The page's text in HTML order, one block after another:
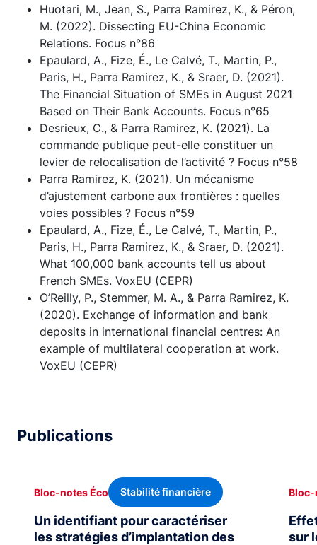
Huotari, M., Jean, S., Parra Ramirez, K., & Péron,
M. (2022). Dissecting EU-China Economic
Relations. Focus n°86
Epaulard, A., Fize, É., Le Calvé, T., Martin, P.,
Paris, H., Parra Ramirez, K., & Sraer, D. (2021).
The Financial Situation of SMEs in August 2021
Based on Their Bank Accounts. Focus n°65
Desrieux, C., & Parra Ramirez, K. (2021). La
commande publique peut-elle constituer un
levier de relocalisation de l’activité ? Focus n°58
Parra Ramirez, K. (2021). Un mécanisme
d’ajustement carbone aux frontières : quelles
voies possibles ? Focus n°59
Epaulard, A., Fize, É., Le Calvé, T., Martin, P.,
Paris, H., Parra Ramirez, K., & Sraer, D. (2021).
What 100,000 bank accounts tell us about
French SMEs. VoxEU (CEPR)
O’Reilly, P., Stemmer, M. A., & Parra Ramirez, K.
(2020). Exchange of information and bank
deposits in international financial centres: An
example of multilateral cooperation at work.
VoxEU (CEPR)
Publications
Un identifiant pour caractériser
les stratégies d’implantation des
Bloc-notes Éco Stabilité financière
sur
Bloc-